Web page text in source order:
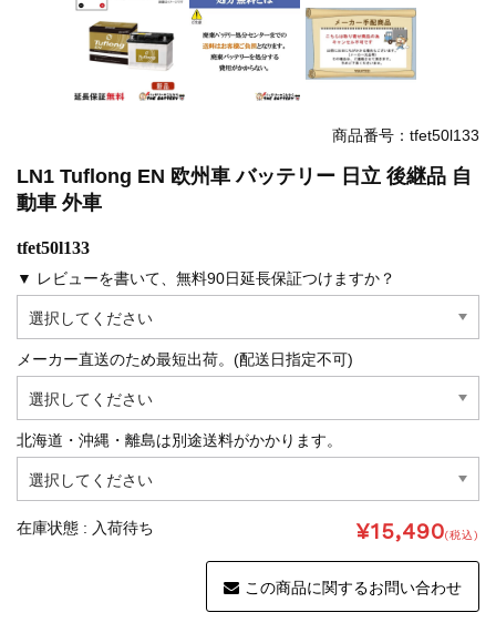
商品番号：tfet50l133
LN1 Tuflong EN 欧州車 バッテリー 日立 後継品 自
動車 外車
tfet50l133
▼ レビューを書いて、無料90日延長保証つけますか？
メーカー直送のため最短出荷。(配送日指定不可)
北海道・沖縄・離島は別途送料がかかります。
在庫状態 : 入荷待ち ¥15,490(税込)
この商品に関するお問い合わせ